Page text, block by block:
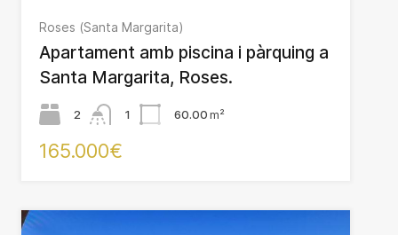
Roses (Santa Margarita)
Apartament amb piscina i pàrquing a
Santa Margarita, Roses.
2 1 60.00m²
165.000€